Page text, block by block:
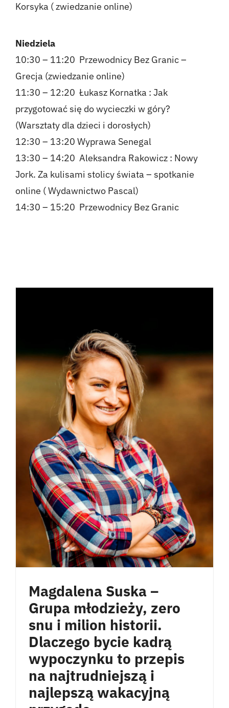
Korsyka ( zwiedzanie online)
Niedziela
10:30 – 11:20 Przewodnicy Bez Granic –
Grecja (zwiedzanie online)
11:30 – 12:20 Łukasz Kornatka : Jak
przygotować się do wycieczki w góry?
(Warsztaty dla dzieci i dorosłych)
12:30 – 13:20 Wyprawa Senegal
13:30 – 14:20 Aleksandra Rakowicz : Nowy
Jork. Za kulisami stolicy świata – spotkanie
online ( Wydawnictwo Pascal)
14:30 – 15:20 Przewodnicy Bez Granic
Magdalena Suska –
Grupa młodzieży, zero
snu i milion historii.
Dlaczego bycie kadrą
wypoczynku to przepis
na najtrudniejszą i
najlepszą wakacyjną